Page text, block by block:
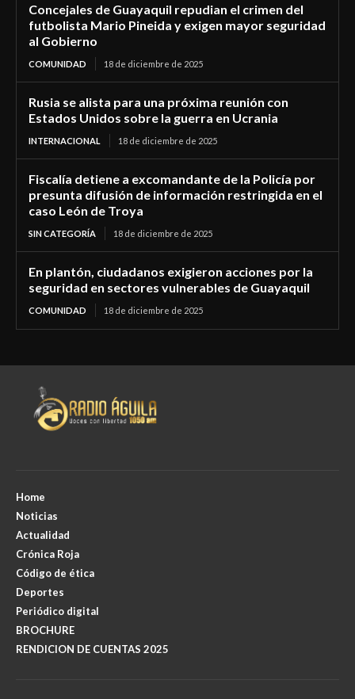
Concejales de Guayaquil repudian el crimen del
futbolista Mario Pineida y exigen mayor seguridad
al Gobierno
COMUNIDAD 18 de diciembre de 2025
Rusia se alista para una próxima reunión con
Estados Unidos sobre la guerra en Ucrania
INTERNACIONAL 18 de diciembre de 2025
Fiscalía detiene a excomandante de la Policía por
presunta difusión de información restringida en el
caso León de Troya
SIN CATEGORÍA 18 de diciembre de 2025
En plantón, ciudadanos exigieron acciones por la
seguridad en sectores vulnerables de Guayaquil
COMUNIDAD 18 de diciembre de 2025
Home
Noticias
Actualidad
Crónica Roja
Código de ética
Deportes
Periódico digital
BROCHURE
RENDICION DE CUENTAS 2025